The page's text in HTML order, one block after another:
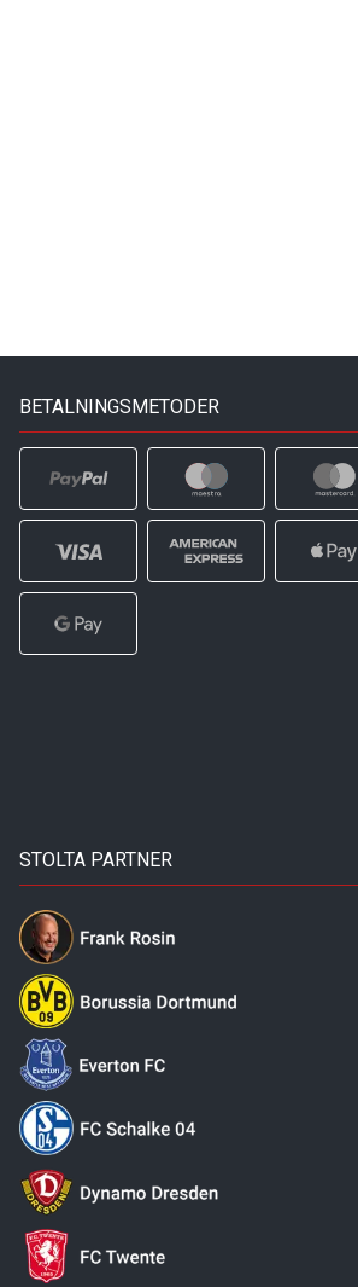
BETALNINGSMETODER
STOLTA PARTNER